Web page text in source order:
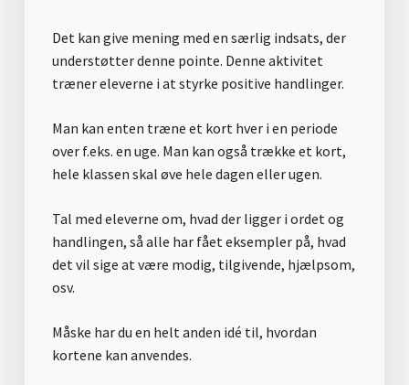
Det kan give mening med en særlig indsats, der
understøtter denne pointe. Denne aktivitet
træner eleverne i at styrke positive handlinger.
Man kan enten træne et kort hver i en periode
over f.eks. en uge. Man kan også trække et kort,
hele klassen skal øve hele dagen eller ugen.
Tal med eleverne om, hvad der ligger i ordet og
handlingen, så alle har fået eksempler på, hvad
det vil sige at være modig, tilgivende, hjælpsom,
osv.
Måske har du en helt anden idé til, hvordan
kortene kan anvendes.